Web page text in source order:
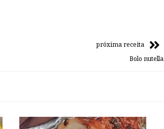
próxima receita
Bolo nutella